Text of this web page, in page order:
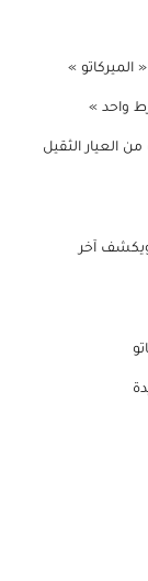
الميركاتو »
واحد »
العيار الثقيل
آخر